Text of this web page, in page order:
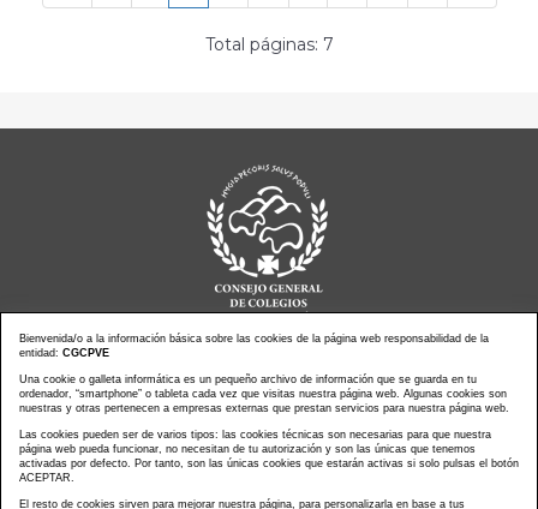
Total páginas: 7
Noticias actualidad
Agenda de Actos
Revistas
PressClip
Multimedias
Contacto
Aviso Legal
Política Privacidad
Política Cookies
Bienvenida/o a la información básica sobre las cookies de la página web responsabilidad de la
entidad: CGCPVE
Una cookie o galleta informática es un pequeño archivo de información que se guarda en tu
ordenador, “smartphone” o tableta cada vez que visitas nuestra página web. Algunas cookies son
nuestras y otras pertenecen a empresas externas que prestan servicios para nuestra página web.
Las cookies pueden ser de varios tipos: las cookies técnicas son necesarias para que nuestra
página web pueda funcionar, no necesitan de tu autorización y son las únicas que tenemos
activadas por defecto. Por tanto, son las únicas cookies que estarán activas si solo pulsas el botón
ACEPTAR.
El resto de cookies sirven para mejorar nuestra página, para personalizarla en base a tus